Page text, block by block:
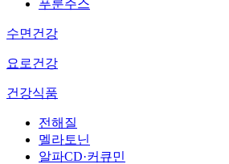
푸룬주스
수면건강
요로건강
건강식품
전해질
멜라토닌
알파CD·커큐민